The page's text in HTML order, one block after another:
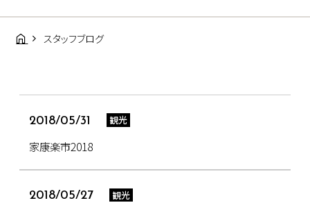
スタッフブログ
2018/05/31 観光
家康楽市2018
2018/05/27 観光